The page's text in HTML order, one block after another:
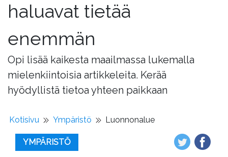
haluavat tietää
enemmän
Opi lisää kaikesta maailmassa lukemalla
mielenkiintoisia artikkeleita. Kerää
hyödyllistä tietoa yhteen paikkaan
Kotisivu Ympäristö Luonnonalue
YMPÄRISTÖ